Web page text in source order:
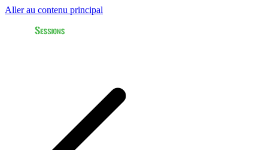
Aller au contenu principal